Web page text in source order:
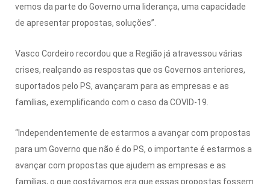
vemos da parte do Governo uma liderança, uma capacidade
de apresentar propostas, soluções”.
Vasco Cordeiro recordou que a Região já atravessou várias
crises, realçando as respostas que os Governos anteriores,
suportados pelo PS, avançaram para as empresas e as
famílias, exemplificando com o caso da COVID-19.
“Independentemente de estarmos a avançar com propostas
para um Governo que não é do PS, o importante é estarmos a
avançar com propostas que ajudem as empresas e as
famílias, o que gostávamos era que essas propostas fossem